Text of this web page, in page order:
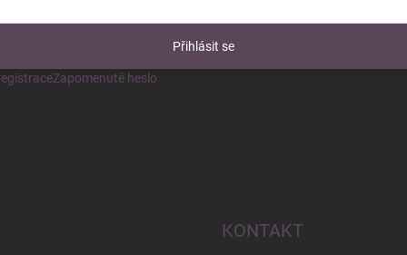
Přihlásit se
Zapomenuté heslo
KONTAKT